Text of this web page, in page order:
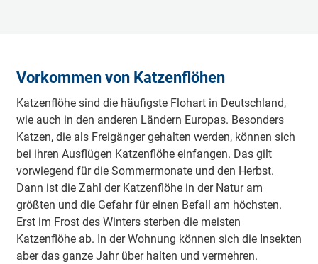
Vorkommen von Katzenflöhen
Katzenflöhe sind die häufigste Flohart in Deutschland,
wie auch in den anderen Ländern Europas. Besonders
Katzen, die als Freigänger gehalten werden, können sich
bei ihren Ausflügen Katzenflöhe einfangen. Das gilt
vorwiegend für die Sommermonate und den Herbst.
Dann ist die Zahl der Katzenflöhe in der Natur am
größten und die Gefahr für einen Befall am höchsten.
Erst im Frost des Winters sterben die meisten
Katzenflöhe ab. In der Wohnung können sich die Insekten
aber das ganze Jahr über halten und vermehren.